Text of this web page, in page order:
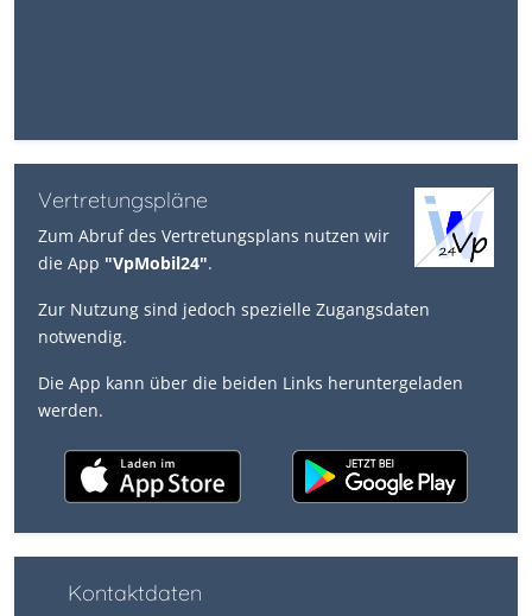
Vertretungspläne
Zum Abruf des Vertretungsplans nutzen wir
die App "VpMobil24".
Zur Nutzung sind jedoch spezielle Zugangsdaten
notwendig.
Die App kann über die beiden Links heruntergeladen
werden.
Kontaktdaten